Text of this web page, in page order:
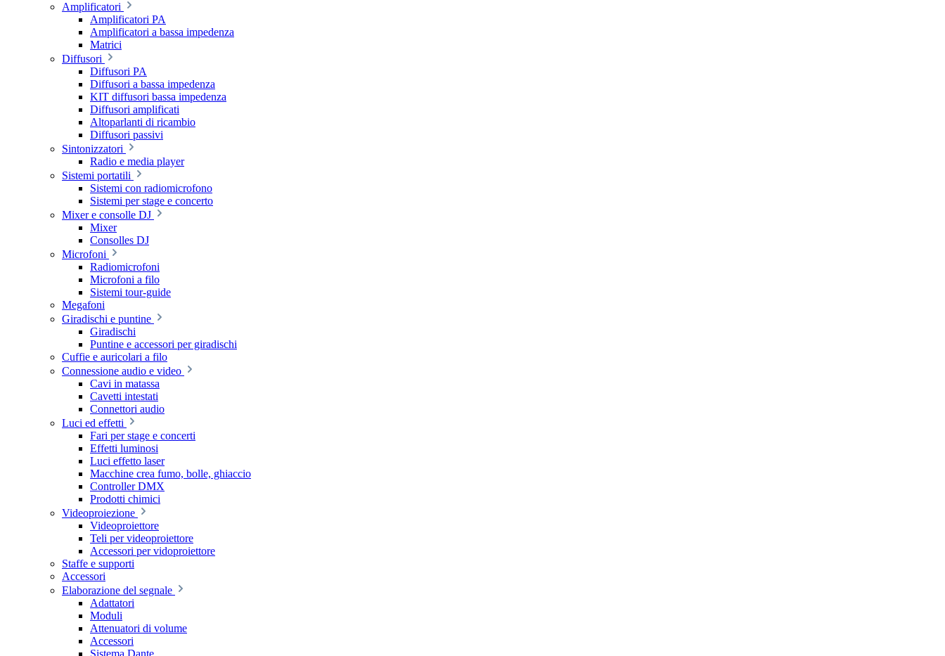
Amplificatori
Amplificatori PA
Amplificatori a bassa impedenza
Matrici
Diffusori
Diffusori PA
Diffusori a bassa impedenza
KIT diffusori bassa impedenza
Diffusori amplificati
Altoparlanti di ricambio
Diffusori passivi
Sintonizzatori
Radio e media player
Sistemi portatili
Sistemi con radiomicrofono
Sistemi per stage e concerto
Mixer e consolle DJ
Mixer
Consolles DJ
Microfoni
Radiomicrofoni
Microfoni a filo
Sistemi tour-guide
Megafoni
Giradischi e puntine
Giradischi
Puntine e accessori per giradischi
Cuffie e auricolari a filo
Connessione audio e video
Cavi in matassa
Cavetti intestati
Connettori audio
Luci ed effetti
Fari per stage e concerti
Effetti luminosi
Luci effetto laser
Macchine crea fumo, bolle, ghiaccio
Controller DMX
Prodotti chimici
Videoproiezione
Videoproiettore
Teli per videoproiettore
Accessori per vidoproiettore
Staffe e supporti
Accessori
Elaborazione del segnale
Adattatori
Moduli
Attenuatori di volume
Accessori
Sistema Dante